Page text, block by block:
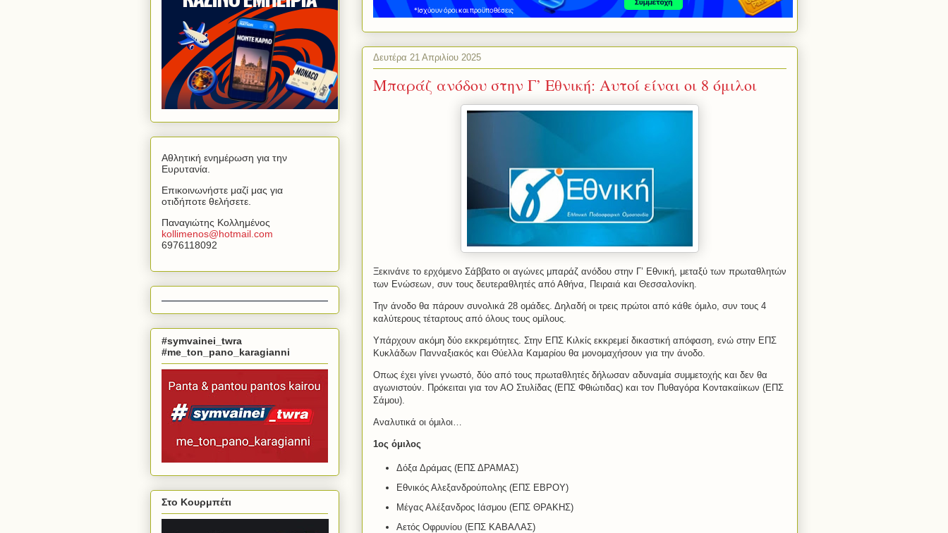
Δευτέρα 21 Απριλίου 2025
Μπαράζ ανόδου στην Γ’ Εθνική: Αυτοί είναι οι 8 όμιλοι
Ξεκινάνε το ερχόμενο Σάββατο οι αγώνες μπαράζ ανόδου στην Γ’ Εθνική, μεταξύ των πρωταθλητών
των Ενώσεων, συν τους δευτεραθλητές από Αθήνα, Πειραιά και Θεσσαλονίκη.
Την άνοδο θα πάρουν συνολικά 28 ομάδες. Δηλαδή οι τρεις πρώτοι από κάθε όμιλο, συν τους 4
καλύτερους τέταρτους από όλους τους ομίλους.
Υπάρχουν ακόμη δύο εκκρεμότητες. Στην ΕΠΣ Κιλκίς εκκρεμεί δικαστική απόφαση, ενώ στην ΕΠΣ
Κυκλάδων Πανναξιακός και Θύελλα Καμαρίου θα μονομαχήσουν για την άνοδο.
Οπως έχει γίνει γνωστό, δύο από τους πρωταθλητές δήλωσαν αδυναμία συμμετοχής και δεν θα
αγωνιστούν. Πρόκειται για τον ΑΟ Στυλίδας (ΕΠΣ Φθιώτιδας) και τον Πυθαγόρα Κοντακαίικων (ΕΠΣ
Σάμου).
Αναλυτικά οι όμιλοι…
1ος όμιλος
Δόξα Δράμας (ΕΠΣ ΔΡΑΜΑΣ)
Εθνικός Αλεξανδρούπολης (ΕΠΣ ΕΒΡΟΥ)
Μέγας Αλέξανδρος Ιάσμου (ΕΠΣ ΘΡΑΚΗΣ)
Αετός Οφρυνίου (ΕΠΣ ΚΑΒΑΛΑΣ)
Αθλητική ενημέρωση για την
Ευρυτανία.
Επικοινωνήστε μαζί μας για
οτιδήποτε θελήσετε.
Παναγιώτης Κολλημένος
kollimenos@hotmail com
6976118092
#symvainei_twra
#me_ton_pano_karagianni
Στο Κουρμπέτι